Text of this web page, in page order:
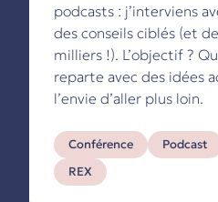
podcasts : j’interviens
des conseils ciblés (et
milliers !). L’objectif ?
reparte avec des idées
l’envie d’aller plus loin.
Conférence Podcast
REX